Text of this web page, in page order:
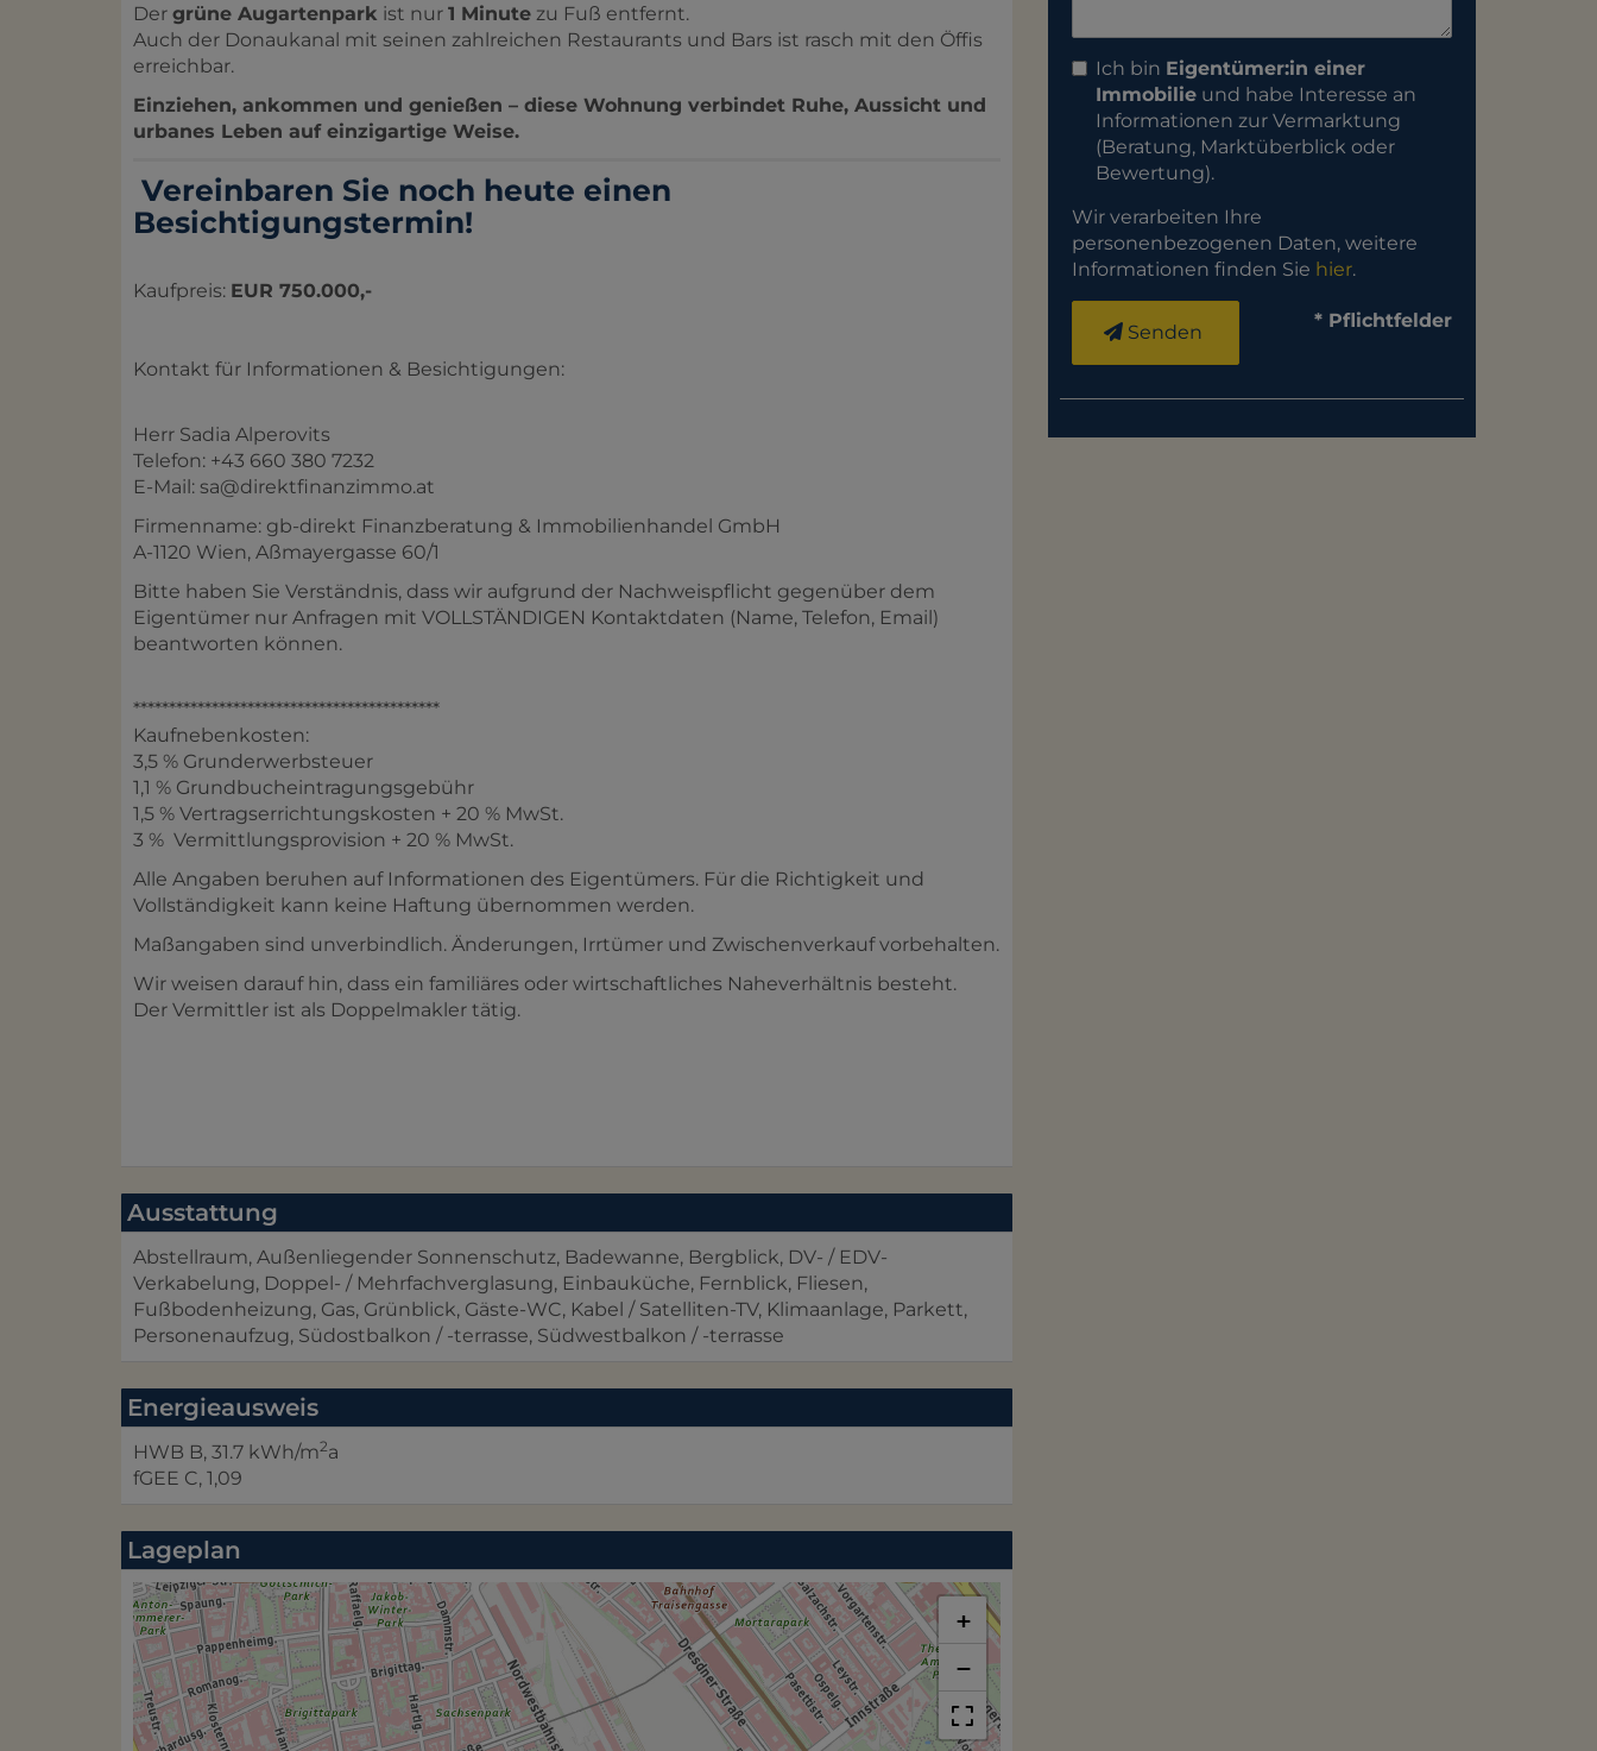
Der grüne Augartenpark ist nur 1 Minute zu Fuß entfernt.
Auch der Donaukanal mit seinen zahlreichen Restaurants und Bars ist rasch mit den Öffis
erreichbar.
Einziehen, ankommen und genießen – diese Wohnung verbindet Ruhe, Aussicht und
urbanes Leben auf einzigartige Weise.
Vereinbaren Sie noch heute einen
Besichtigungstermin!
Kaufpreis: EUR 750.000,-
Kontakt für Informationen & Besichtigungen:
Herr Sadia Alperovits
Telefon: +43 660 380 7232
E-Mail: sa@direktfinanzimmo.at
Firmenname: gb-direkt Finanzberatung & Immobilienhandel GmbH
A-1120 Wien, Aßmayergasse 60/1
Bitte haben Sie Verständnis, dass wir aufgrund der Nachweispflicht gegenüber dem
Eigentümer nur Anfragen mit VOLLSTÄNDIGEN Kontaktdaten (Name, Telefon, Email)
beantworten können.
*******************************************
Kaufnebenkosten:
3,5 % Grunderwerbsteuer
1,1 % Grundbucheintragungsgebühr
1,5 % Vertragserrichtungskosten + 20 % MwSt.
3 % Vermittlungsprovision + 20 % MwSt.
Alle Angaben beruhen auf Informationen des Eigentümers. Für die Richtigkeit und
Vollständigkeit kann keine Haftung übernommen werden.
Maßangaben sind unverbindlich. Änderungen, Irrtümer und Zwischenverkauf vorbehalten.
Wir weisen darauf hin, dass ein familiäres oder wirtschaftliches Naheverhältnis besteht.
Der Vermittler ist als Doppelmakler tätig.
Ausstattung
Abstellraum Außenliegender Sonnenschutz Badewanne Bergblick DV- / EDV-
Verkabelung Doppel- / Mehrfachverglasung Einbauküche Fernblick Fliesen
Fußbodenheizung Gas Grünblick Gäste-WC Kabel / Satelliten-TV Klimaanlage Parkett
Personenaufzug Südostbalkon / -terrasse Südwestbalkon / -terrasse
Energieausweis
HWB B, 31.7 kWh/m2a
fGEE C, 1,09
Lageplan
+
−
Ich bin Eigentümer:in einer
Immobilie und habe Interesse an
Informationen zur Vermarktung
(Beratung, Marktüberblick oder
Bewertung).
Wir verarbeiten Ihre
personenbezogenen Daten, weitere
Informationen finden Sie hier.
Senden
* Pflichtfelder